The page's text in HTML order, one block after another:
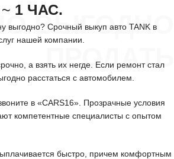
ВЫГОДНО
ПРОДАТЬ
1 ЧАС.
выгодно? Срочный выкуп авто TANK в
нашей компании.
а взять их негде. Если ремонт стал
расстаться с автомобилем.
в «CARS16». Прозрачные условия
компетентные специалисты с опытом
быстро, причем комфортным